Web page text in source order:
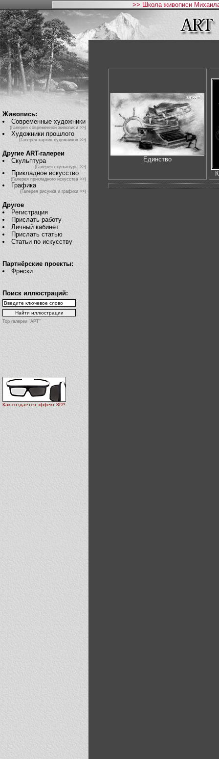
>> Школа живописи
Живопись:
Современные художники
(Галерея современной живописи >>)
Художники прошлого
(Галерея картин художников >>)
Другие ART-галереи
Скульптура
(Галерея скульптуры >>)
Прикладное искусство
(Галерея прикладного искусства >>)
Графика
(Галерея рисунка и графики >>)
Другое
Регистрация
Прислать работу
Личный кабинет
Прислать статью
Статьи по искусству
Партнёрские проекты:
Фрески
Поиск иллюстраций:
Top галереи "АРТ"
Как создаётся эффект 3D?
Единство